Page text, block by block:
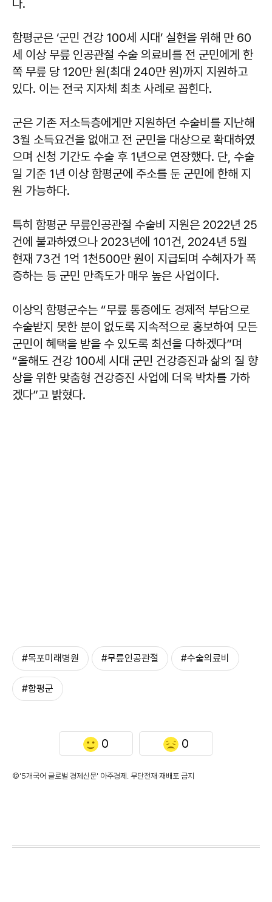
다.
함평군은 ‘군민 건강 100세 시대’ 실현을 위해 만 60
세 이상 무릎 인공관절 수술 의료비를 전 군민에게 한
쪽 무릎 당 120만 원(최대 240만 원)까지 지원하고
있다. 이는 전국 지자체 최초 사례로 꼽힌다.
군은 기존 저소득층에게만 지원하던 수술비를 지난해
3월 소득요건을 없애고 전 군민을 대상으로 확대하였
으며 신청 기간도 수술 후 1년으로 연장했다. 단, 수술
일 기준 1년 이상 함평군에 주소를 둔 군민에 한해 지
원 가능하다.
특히 함평군 무릎인공관절 수술비 지원은 2022년 25
건에 불과하였으나 2023년에 101건, 2024년 5월
현재 73건 1억 1천500만 원이 지급되며 수혜자가 폭
증하는 등 군민 만족도가 매우 높은 사업이다.
이상익 함평군수는 “무릎 통증에도 경제적 부담으로
수술받지 못한 분이 없도록 지속적으로 홍보하여 모든
군민이 혜택을 받을 수 있도록 최선을 다하겠다”며
“올해도 건강 100세 시대 군민 건강증진과 삶의 질 향
상을 위한 맞춤형 건강증진 사업에 더욱 박차를 가하
겠다”고 밝혔다.
#목포미래병원 #무릎인공관절 #수술의료비
#함평군
0 0
©'5개국어 글로벌 경제신문' 아주경제. 무단전재·재배포 금지